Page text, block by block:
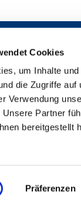
Cookies
um Inhalte
die Zugriffe
Verwendung
Unsere Partner
bereitgestellt
Präferenzen
Luther-